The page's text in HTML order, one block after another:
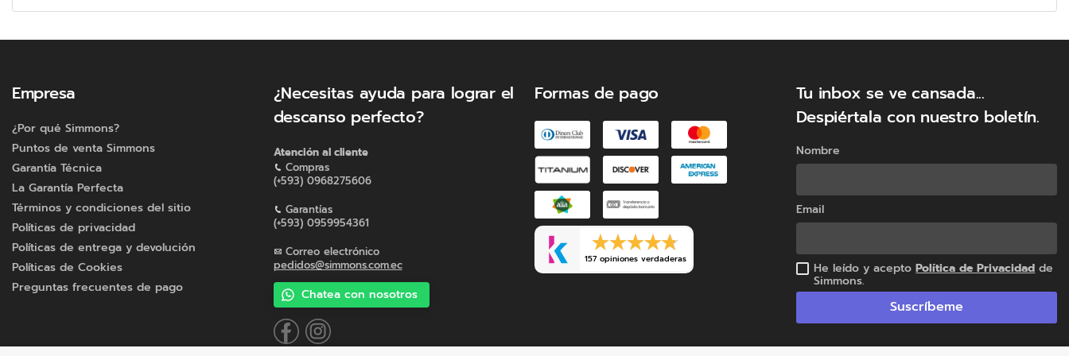
DISEÑO SOFISTICADO
El Reclinable VibeSleep James combina funcionalidad y estilo en una
pieza única. La tela de microfibra de alta calidad añade un toque de
lujo a tu sala de estar, estudio o rincón de relajación.
Empresa
¿Por qué Simmons?
Puntos de venta Simmons
Garantía Técnica
La Garantía Perfecta
Términos y condiciones del sitio
Políticas de privacidad
Políticas de entrega y devolución
Políticas de Cookies
Preguntas frecuentes de pago
¿Necesitas ayuda para lograr el
descanso perfecto?
Atención al cliente
Compras
(+593) 0968275606
Garantías
(+593) 0959954361
Correo electrónico
pedidos@simmons.com.ec
Chatea con nosotros
Formas de pago
157 opiniones verdaderas
Tu inbox se ve cansada...
Despiértala con nuestro boletín.
Nombre
Email
He leído y aceptoPolítica de Privacidad de
Simmons.
Suscríbeme